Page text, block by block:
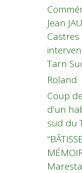
Jean
Castres :
Tarn
Roland
Coup
d’un
sud du